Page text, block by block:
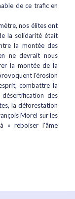
de ce trafic en
nos élites ont
la solidarité était
la montée des
ne devrait nous
la montée de la
l'érosion
combattre la
des
la déforestation
Morel sur les
« reboiser l'âme